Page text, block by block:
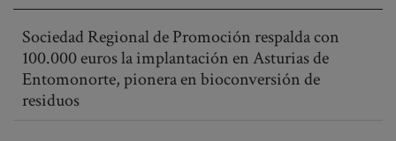
Sociedad Regional de Promoción respalda con
100.000 euros la implantación en Asturias de
Entomonorte, pionera en bioconversión de
residuos